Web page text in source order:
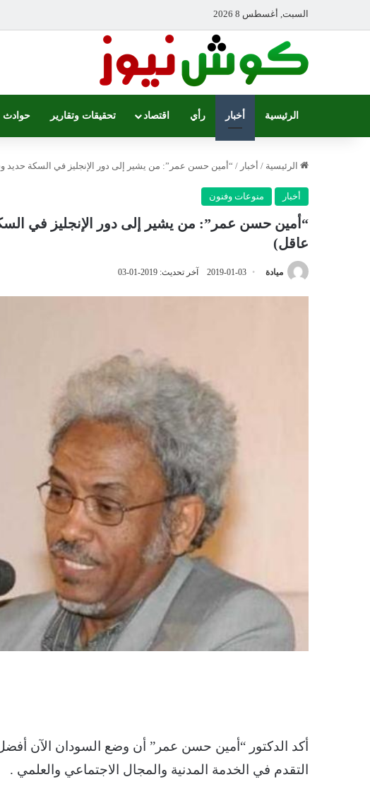
السبت, أغسطس 8 2026
الرئيسية أخبار رأي اقتصاد تحقيقات وتقارير حوادث
الرئيسية / أخبار / “أمين حسن عمر”: من يشير إلى دور الإنجليز في السكة حديد
أخبار منوعات وفنون
“أمين حسن عمر”: من يشير إلى دور الإنجليز في
عاقل)
ميادة 2019-01-03 آخر تحديث: 2019-01-03
أكد الدكتور “أمين حسن عمر” أن وضع السودان الآن
التقدم في الخدمة المدنية والمجال الاجتماعي والعلمي .